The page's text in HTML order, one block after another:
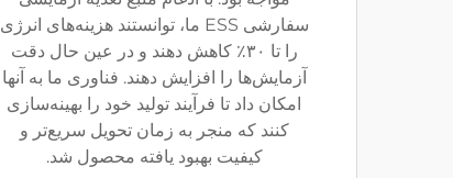
سفارشی ESS ما، توانستند هزینه‌های انرژی
را تا ۳۰٪ کاهش دهند و در عین حال دقت
آزمایش‌ها را افزایش دهند. فناوری ما به آنها
امکان داد تا فرآیند تولید خود را بهینه‌سازی
کنند که منجر به زمان تحویل سریع‌تر و
کیفیت بهبود یافته محصول شد.